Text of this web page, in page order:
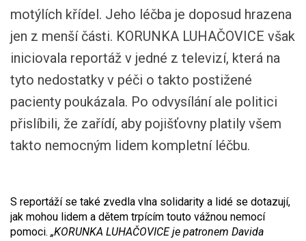
motýlích křídel. Jeho léčba je doposud hrazena
jen z menší části. KORUNKA LUHAČOVICE však
iniciovala reportáž v jedné z televizí, která na
tyto nedostatky v péči o takto postižené
pacienty poukázala. Po odvysílání ale politici
přislíbili, že zařídí, aby pojišťovny platily všem
takto nemocným lidem kompletní léčbu.
S reportáží se také zvedla vlna solidarity a lidé se dotazují,
jak mohou lidem a dětem trpícím touto vážnou nemocí
pomoci. „KORUNKA LUHAČOVICE je patronem Davida